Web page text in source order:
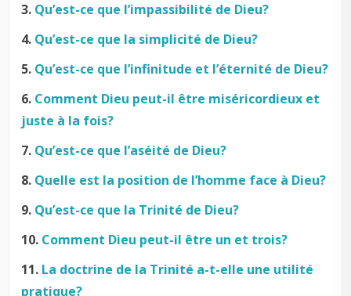
3. Qu’est-ce que l’impassibilité de Dieu?
4. Qu’est-ce que la simplicité de Dieu?
5. Qu’est-ce que l’infinitude et l’éternité de Dieu?
6. Comment Dieu peut-il être miséricordieux et
juste à la fois?
7. Qu’est-ce que l’aséité de Dieu?
8. Quelle est la position de l’homme face à Dieu?
9. Qu’est-ce que la Trinité de Dieu?
10. Comment Dieu peut-il être un et trois?
11. La doctrine de la Trinité a-t-elle une utilité
pratique?